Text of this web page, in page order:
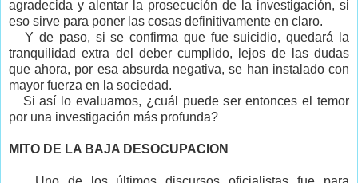
agradecida y alentar la prosecución de la investigación, si
eso sirve para poner las cosas definitivamente en claro.
Y de paso, si se confirma que fue suicidio, quedará la
tranquilidad extra del deber cumplido, lejos de las dudas
que ahora, por esa absurda negativa, se han instalado con
mayor fuerza en la sociedad.
Si así lo evaluamos, ¿cuál puede ser entonces el temor
por una investigación más profunda?
MITO DE LA BAJA DESOCUPACION